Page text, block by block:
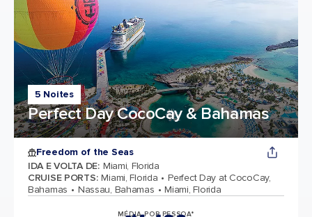
5 Noites
Perfect Day CocoCay & Bahamas
Freedom of the Seas
IDA E VOLTA DE: Miami, Florida
CRUISE PORTS: Miami, Florida
Perfect Day at CocoCay,
Bahamas
Nassau, Bahamas Miami, Florida
MÉDIA POR PESSOA*